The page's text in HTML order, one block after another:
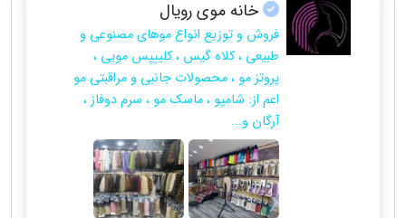
خانه موی رویال
فروش و توزیع انواع موهای مصنوعی و
طبیعی ، کلاه گیس ، کلییپس مویی ،
پروتز مو ، محصولات جانبی و مراقبتی مو
اعم از: شامپو ، ماسک مو ، سرم دوفاز ،
آرگان و...